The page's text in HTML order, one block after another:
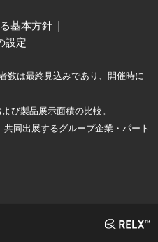
基本方針
設定
数は最終見込みであり、開催時に
び製品展示面積の比較。
同出展するグループ企業・パート